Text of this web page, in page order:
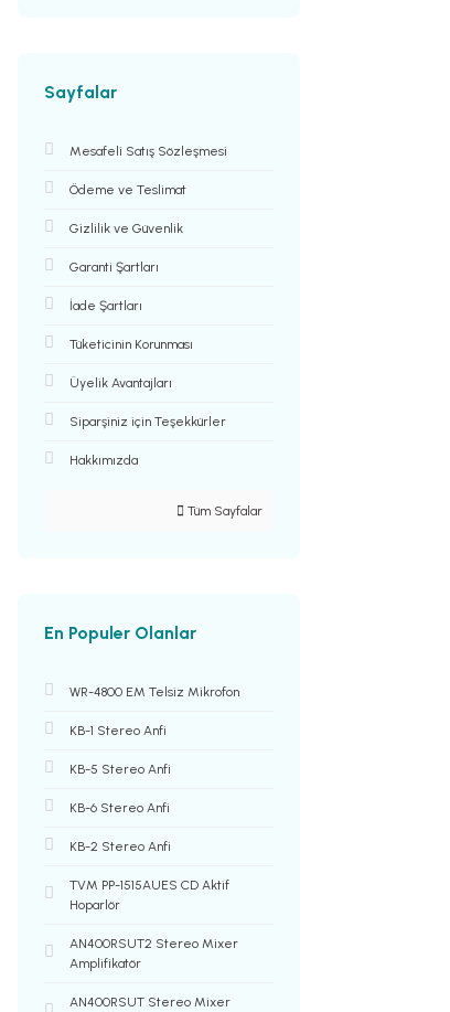
Sayfalar
Mesafeli Satış Sözleşmesi
Ödeme ve Teslimat
Gizlilik ve Güvenlik
Garanti Şartları
İade Şartları
Tüketicinin Korunması
Üyelik Avantajları
Siparşiniz için Teşekkürler
Hakkımızda
Tüm Sayfalar
En Populer Olanlar
WR-4800 EM Telsiz Mikrofon
KB-1 Stereo Anfi
KB-5 Stereo Anfi
KB-6 Stereo Anfi
KB-2 Stereo Anfi
TVM PP-1515AUES CD Aktif
Hoparlör
AN400RSUT2 Stereo Mixer
Amplifikatör
AN400RSUT Stereo Mixer